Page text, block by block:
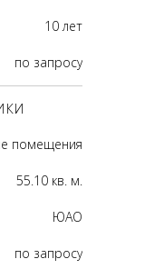
10 лет
по запросу
помещения
55.10 кв. м.
ЮАО
по запросу